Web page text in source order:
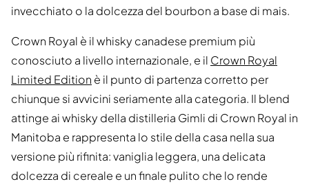
invecchiato o la dolcezza del bourbon a base di mais.
Crown Royal è il whisky canadese premium più
conosciuto a livello internazionale, e il Crown Royal
Limited Edition è il punto di partenza corretto per
chiunque si avvicini seriamente alla categoria. Il blend
attinge ai whisky della distilleria Gimli di Crown Royal in
Manitoba e rappresenta lo stile della casa nella sua
versione più rifinita: vaniglia leggera, una delicata
dolcezza di cereale e un finale pulito che lo rende